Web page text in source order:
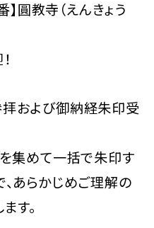
】圓教寺（えんきょう
および御納経朱印受
集めて一括で朱印す
あらかじめご理解の
す。